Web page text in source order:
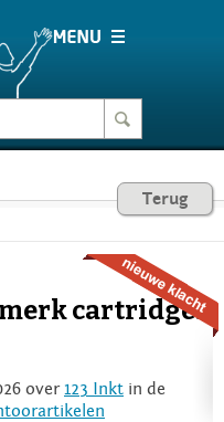
Terug
cartridges
over 123 Inkt in de